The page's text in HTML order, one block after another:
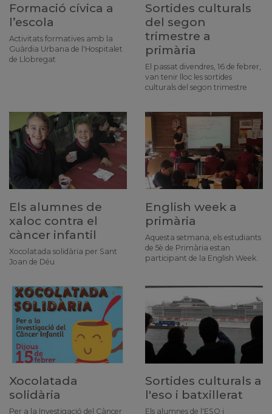
Formació cívica a
l’escola
Activitats formatives amb la
Guàrdia Urbana de l'Hospitalet
de Llobregat
Sortides culturals
del segon
trimestre a
primària
El passat divendres, 16 de febrer,
van tenir lloc les sortides
culturals del segon trimestre
Els alumnes de
xaloc contra el
càncer infantil
Xocolatada solidària per Sant
Joan de Déu
English week a
primària
Aquesta setmana, els estudiants
de 5è de Primària estan
participant de la English Week.
Xocolatada
solidària
Per a la Investigació del Càncer
Sortides culturals a
l'eso i batxillerat
Els alumnes de l'ESO i